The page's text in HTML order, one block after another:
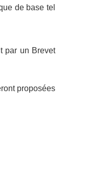
de base tel
par un Brevet
proposées